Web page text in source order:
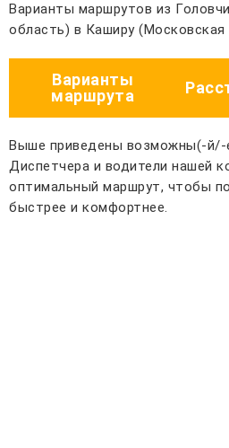
Варианты маршрутов из
область) в Каширу (Московская
Варианты
маршрута
Выше приведены возможны(-й/-
Диспетчера и водители нашей
оптимальный маршрут, чтобы
быстрее и комфортнее.